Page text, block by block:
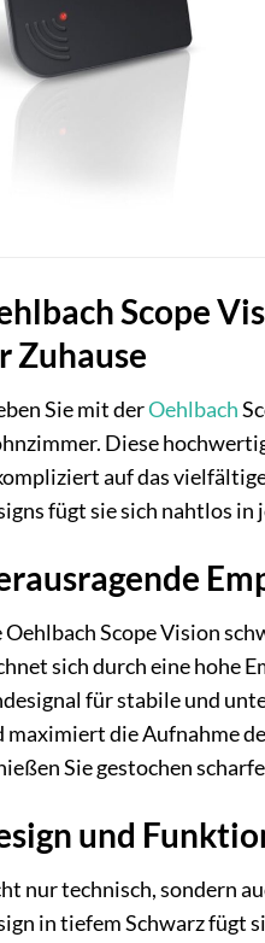
Scope
Zuhause
Sie mit derOehlbach
Diese
auf das
fügt sie sich nahtlos
Oehlbach Scope Vision
sich durch eine hohe
für stabile und
maximiert die Aufnahme
Sie gestochen
und
nur technisch, sondern
in tiefem Schwarz fügt